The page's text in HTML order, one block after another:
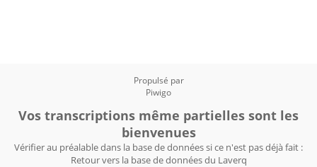
Propulsé par
Piwigo
Vos transcriptions même partielles sont les
bienvenues
Vérifier au préalable dans la base de données si ce n'est pas déjà fait :
Retour vers la base de données du Laverq